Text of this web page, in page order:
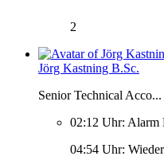
2
Jörg Kastning B.Sc.
Senior Technical Acco...
02:12 Uhr: Alarm
04:54 Uhr: